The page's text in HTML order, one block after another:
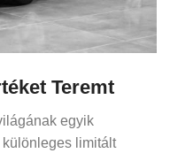
Teremt
egyik
limitált